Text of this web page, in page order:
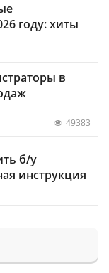
году: хиты
в
49383
б/у
инструкция